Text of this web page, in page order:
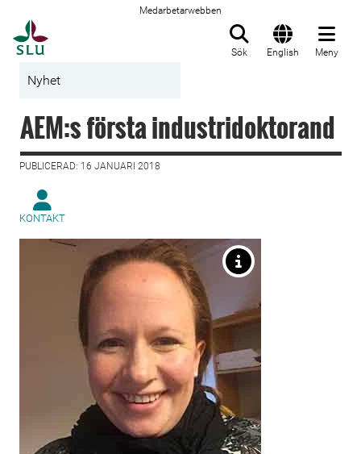
Medarbetarwebben
Sök English Meny
Nyhet
AEM:s första industridoktorand
PUBLICERAD: 16 JANUARI 2018
KONTAKT